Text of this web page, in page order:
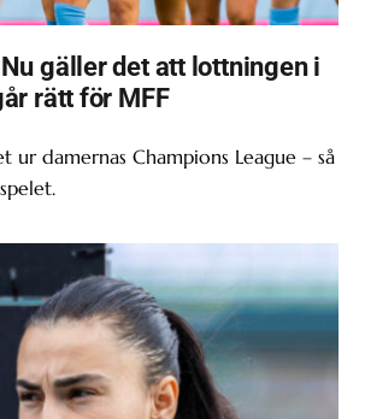
gäller det att lottningen i
rätt för MFF
ur damernas Champions League – så